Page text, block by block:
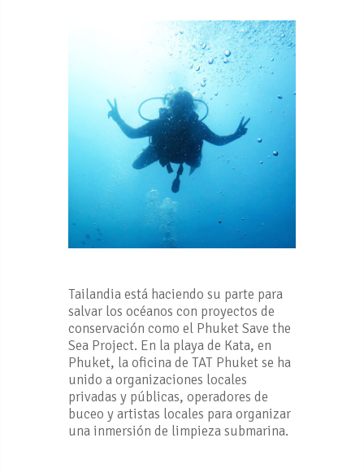
Tailandia está haciendo su parte para
salvar los océanos con proyectos de
conservación como el Phuket Save the
Sea Project. En la playa de Kata, en
Phuket, la oficina de TAT Phuket se ha
unido a organizaciones locales
privadas y públicas, operadores de
buceo y artistas locales para organizar
una inmersión de limpieza submarina.